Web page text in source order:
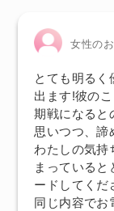
女性の
とても明るく
出ます!彼の
期戦になると
思いつつ、諦
わたしの気持
まっていると
ードしてくだ
同じ内容でお